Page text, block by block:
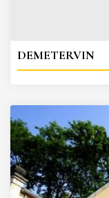
DEMETERVIN